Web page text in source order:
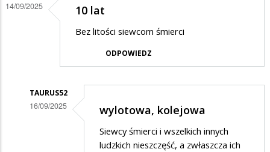
14/09/2025 10 lat
Bez litości siewcom śmierci
ODPOWIEDZ
TAURUS52
16/09/2025 wylotowa, kolejowa
Siewcy śmierci i wszelkich innych
ludzkich nieszczęść, a zwłaszcza ich